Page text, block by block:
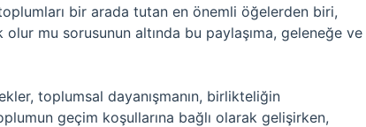
bir arada tutan en önemli öğelerden biri,
mu sorusunun altında bu paylaşıma, geleneğe ve
toplumsal dayanışmanın, birlikteliğin
geçim koşullarına bağlı olarak gelişirken,